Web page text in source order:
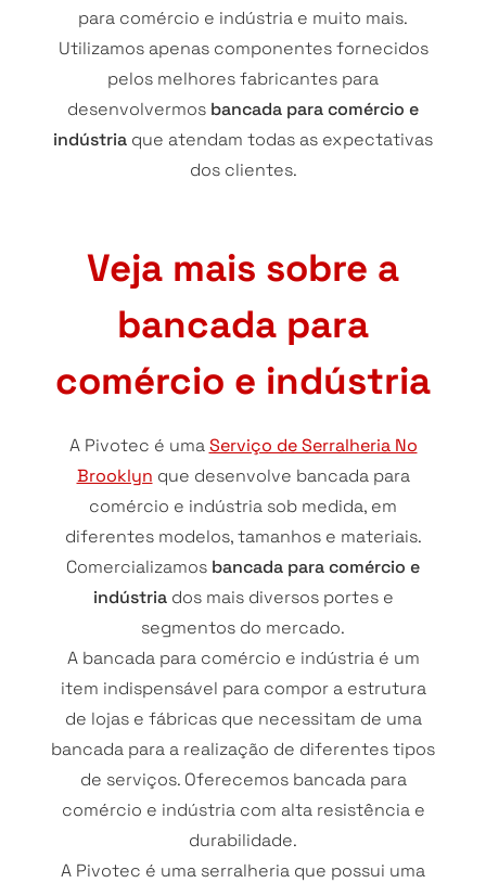
para comércio e indústria e muito mais.
Utilizamos apenas componentes fornecidos
pelos melhores fabricantes para
desenvolvermos bancada para comércio e
indústria que atendam todas as expectativas
dos clientes.
Veja mais sobre a
bancada para
comércio e indústria
A Pivotec é umaServiço de Serralheria No
Brooklyn que desenvolve bancada para
comércio e indústria sob medida, em
diferentes modelos, tamanhos e materiais.
Comercializamos bancada para comércio e
indústriados mais diversos portes e
segmentos do mercado.
A bancada para comércio e indústria é um
item indispensável para compor a estrutura
de lojas e fábricas que necessitam de uma
bancada para a realização de diferentes tipos
de serviços. Oferecemos bancada para
comércio e indústria com alta resistência e
durabilidade.
A Pivotec é uma serralheria que possui uma